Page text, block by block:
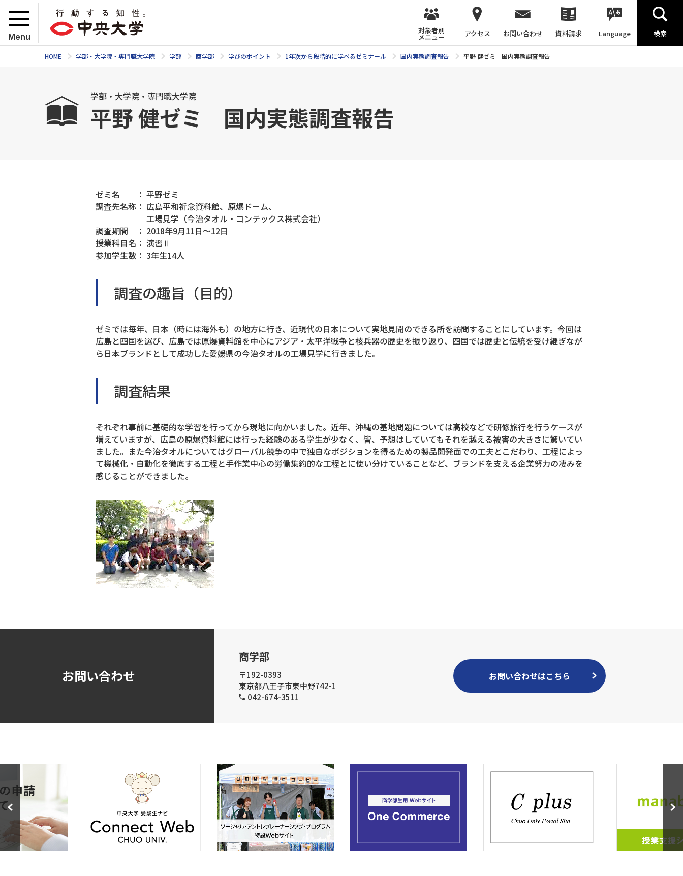
Menu
対象者別
メニュー アクセス お問い合わせ 資料請求 Language 検索
HOME 学部・大学院・専門職大学院 学部 商学部 学びのポイント 1年次から段階的に学べるゼミナール 国内実態調査報告 平野 健ゼミ 国内実態調査報告
学部・大学院・専門職大学院
平野 健ゼミ 国内実態調査報告
ゼミ名 ： 平野ゼミ
調査先名称： 広島平和祈念資料館、原爆ドーム、
工場見学（今治タオル・コンテックス株式会社）
調査期間 ： 2018年9月11日～12日
授業科目名： 演習Ⅱ
参加学生数： 3年生14人
調査の趣旨（目的）
ゼミでは毎年、日本（時には海外も）の地方に行き、近現代の日本について実地見聞のできる所を訪問することにしています。今回は
広島と四国を選び、広島では原爆資料館を中心にアジア・太平洋戦争と核兵器の歴史を振り返り、四国では歴史と伝統を受け継ぎなが
ら日本ブランドとして成功した愛媛県の今治タオルの工場見学に行きました。
調査結果
それぞれ事前に基礎的な学習を行ってから現地に向かいました。近年、沖縄の基地問題については高校などで研修旅行を行うケースが
増えていますが、広島の原爆資料館には行った経験のある学生が少なく、皆、予想はしていてもそれを越える被害の大きさに驚いてい
ました。また今治タオルについてはグローバル競争の中で独自なポジションを得るための製品開発面での工夫とこだわり、工程によっ
て機械化・自動化を徹底する工程と手作業中心の労働集約的な工程とに使い分けていることなど、ブランドを支える企業努力の凄みを
感じることができました。
お問い合わせ
商学部
〒192-0393
東京都八王子市東中野742-1
042-674-3511
お問い合わせはこちら